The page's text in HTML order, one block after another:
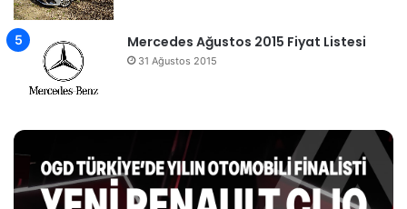
Mercedes Ağustos 2015 Fiyat Listesi
31 Ağustos 2015